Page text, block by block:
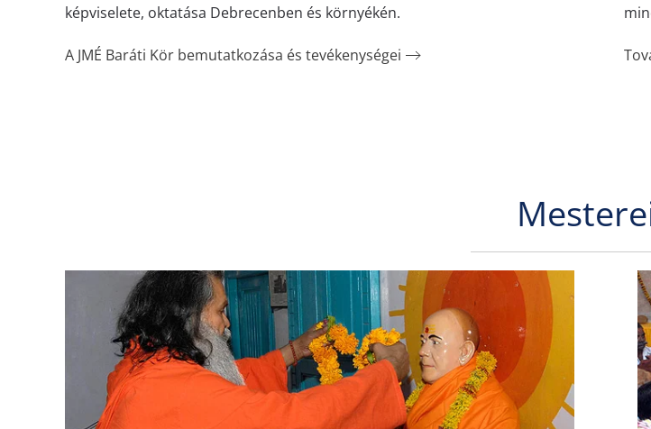
képviselete, oktatása Debrecenben és környékén.
A JMÉ Baráti Kör bemutatkozása és tevékenységei